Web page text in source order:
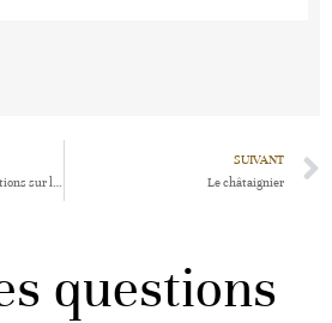
SUIVANT
Le châtaignier
questions